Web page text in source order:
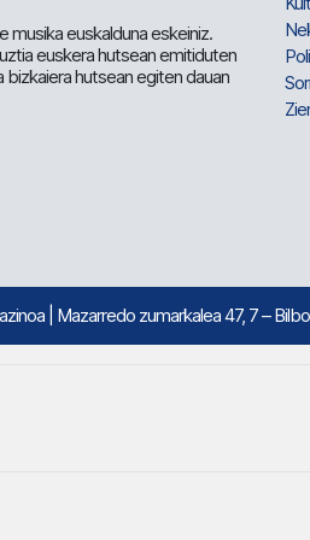
euskalduna eskeiniz.
euskera hutsean emitiduten
hutsean egiten dauan
| Mazarredo zumarkalea 47, 7 – Bilbo |